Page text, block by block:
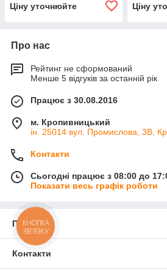
Ціну уточнюйте
Ціну
Про нас
Рейтинг не сформований
Менше 5 відгуків за останній рік
Працює з 30.08.2016
м. Кропивницький
ін. 25014 вул. Промислова, 3В,
Контакти
Сьогодні працює з 08:00 до
Показати весь графік роботи
Про нас
Контакти
КНОПКА
ЗВ'ЯЗКУ